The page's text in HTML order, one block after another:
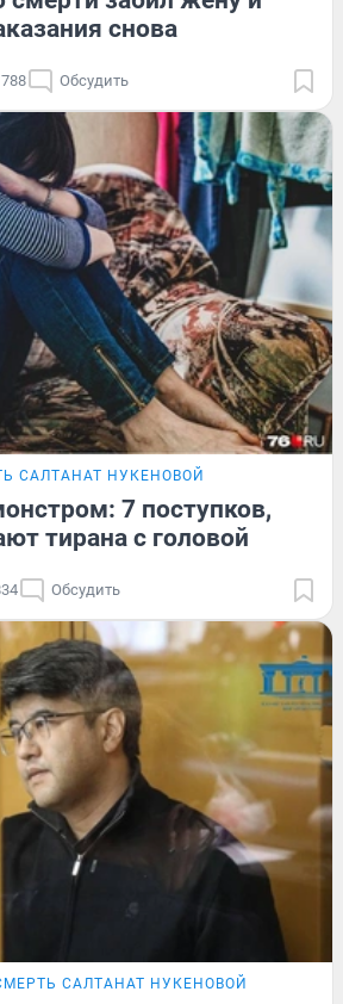
снова
788 Обсудить
САЛТАНАТ НУКЕНОВОЙ
7 поступков,
тирана с головой
Обсудить
САЛТАНАТ НУКЕНОВОЙ